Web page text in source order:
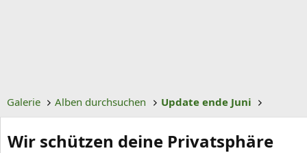
Galerie Alben durchsuchen Update ende Juni
Wir schützen deine Privatsphäre